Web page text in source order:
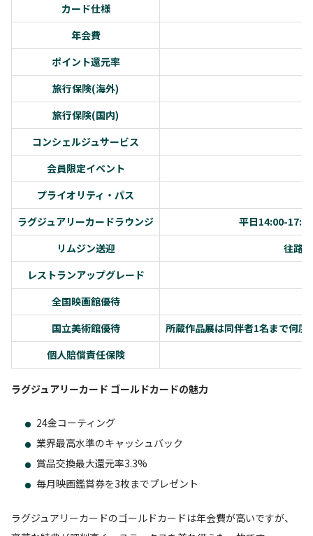
カード仕様
年会費
ポイント還元率
旅行保険(海外)
旅行保険(国内)
コンシェルジュサービス
会員限定イベント
プライオリティ・パス
ラグジュアリーカードラウンジ
平日14:00-
リムジン送迎
往路
レストランアップグレード
全国映画館優待
国立美術館優待
所蔵作品展は同伴者1名まで何
個人賠償責任保険
ラグジュアリーカード ゴールドカードの魅力
24金コーティング
業界最高水準のキャッシュバック
賞品交換最大還元率3.3%
毎月映画鑑賞券を3枚までプレゼント
ラグジュアリーカードのゴールドカードは年会費が高いですが、